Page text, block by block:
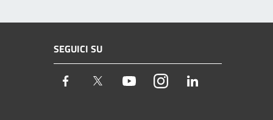
SEGUICI SU
Facebook Twitter YoutubeInstagram